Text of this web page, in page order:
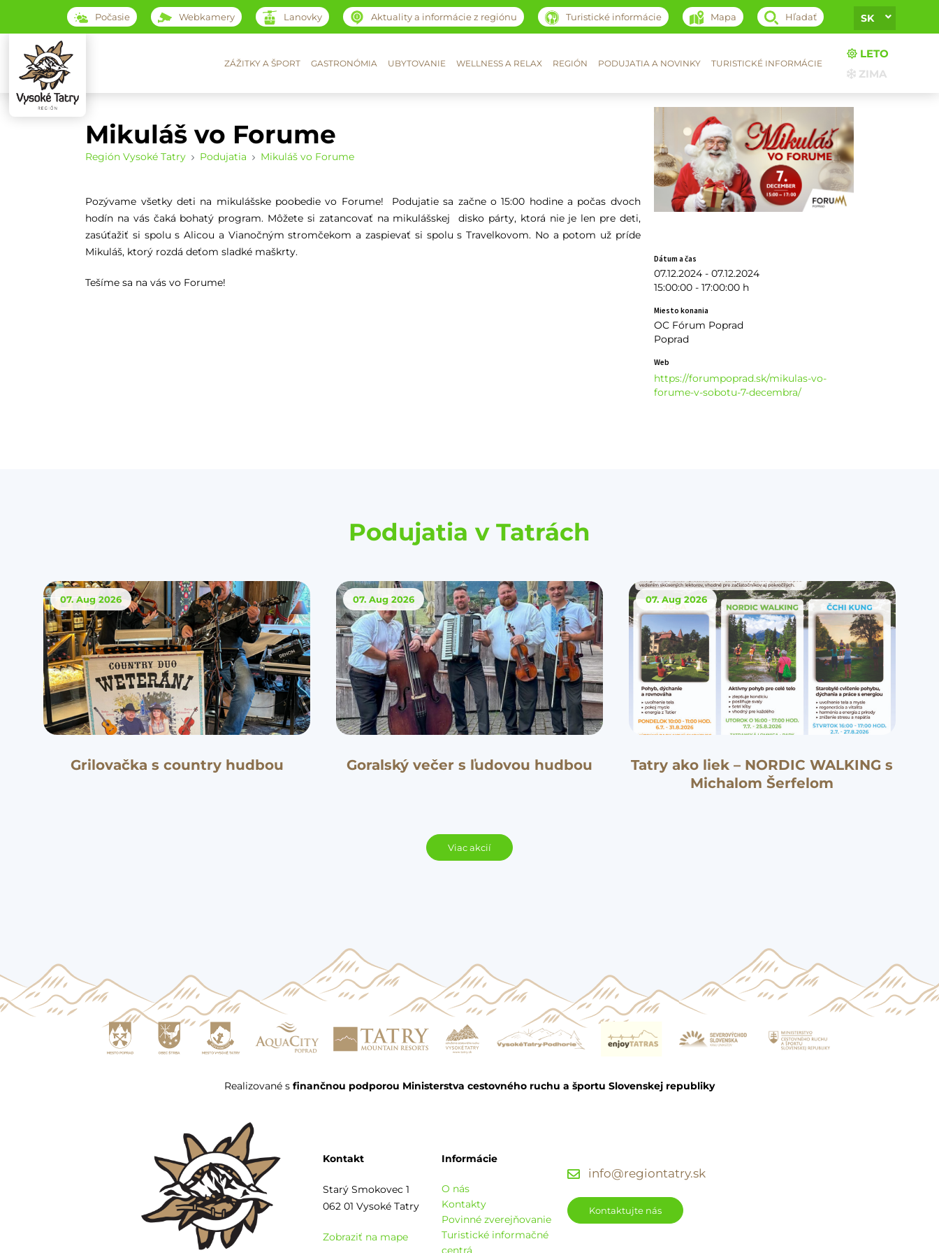
Počasie Webkamery Lanovky Aktuality a informácie z regiónu Turistické informácie Mapa Hľadať SK
ZÁŽITKY A ŠPORT GASTRONÓMIA UBYTOVANIE WELLNESS A RELAX REGIÓN PODUJATIA A NOVINKY TURISTICKÉ INFORMÁCIE
LETO
ZIMA
Mikuláš vo Forume
Región Vysoké Tatry Podujatia Mikuláš vo Forume
Pozývame všetky deti na mikulášske poobedie vo Forume! Podujatie sa začne o 15:00 hodine a počas dvoch
hodín na vás čaká bohatý program. Môžete si zatancovať na mikulášskej disko párty, ktorá nie je len pre deti,
zasúťažiť si spolu s Alicou a Vianočným stromčekom a zaspievať si spolu s Travelkovom. No a potom už príde
Mikuláš, ktorý rozdá deťom sladké maškrty.
Tešíme sa na vás vo Forume!
Dátum a čas
07.12.2024 - 07.12.2024
15:00:00 - 17:00:00 h
Miesto konania
OC Fórum Poprad
Poprad
Web
https://forumpoprad.sk/mikulas-vo-
forume-v-sobotu-7-decembra/
Podujatia v Tatrách
07. Aug 2026
Grilovačka s country hudbou
07. Aug2026
Goralský večer s ľudovou hudbou
07. Aug2026
Tatry ako liek – NORDIC WALKING s
Michalom Šerfelom
Viac akcií
Realizované s finančnou podporou Ministerstva cestovného ruchu a športu Slovenskej republiky
Kontakt
Starý Smokovec 1
062 01 Vysoké Tatry
Zobraziť na mape
Informácie
O nás
Kontakty
Povinné zverejňovanie
Turistické informačné
centrá
info@regiontatry.sk
Kontaktujte nás